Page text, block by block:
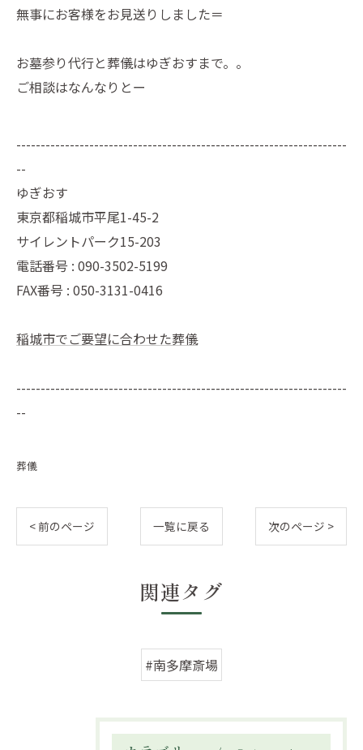
無事にお客様をお見送りしました＝
お墓参り代行と葬儀はゆぎおすまで。。
ご相談はなんなりとー
--------------------------------------------------------------------
--
ゆぎおす
東京都稲城市平尾1-45-2
サイレントパーク15-203
電話番号 : 090-3502-5199
FAX番号 : 050-3131-0416
稲城市でご要望に合わせた葬儀
--------------------------------------------------------------------
--
葬儀
< 前のページ 一覧に戻る 次のページ >
関連タグ
#南多摩斎場